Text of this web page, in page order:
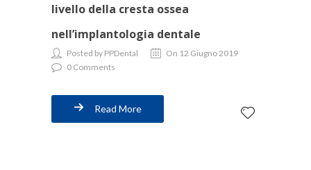
livello della cresta ossea
nell’implantologia dentale
Posted by PPDental
On 12 Giugno 2019
0 Comments
Read More